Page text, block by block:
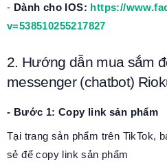
- Dành cho IOS: https://
v=538510255217827
2. Hướng dẫn mua sắm
messenger (chatbot)
- Bước 1: Copy link sản phẩm
Tại trang sản phẩm trên TikTok,
sẻ để copy link sản phẩm